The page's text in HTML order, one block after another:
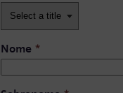
Nome *